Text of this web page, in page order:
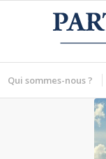
Qui sommes-nous ?